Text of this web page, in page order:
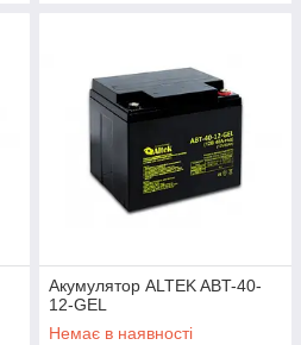
Акумулятор ALTEK ABT-40-
12-GEL
Немає в наявності